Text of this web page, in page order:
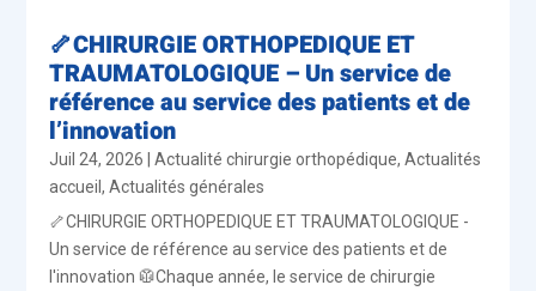
🦴CHIRURGIE ORTHOPEDIQUE ET
TRAUMATOLOGIQUE – Un service de
référence au service des patients et de
l’innovation
Juil 24, 2026 |Actualité chirurgie orthopédique,Actualités
accueil,Actualités générales
🦴CHIRURGIE ORTHOPEDIQUE ET TRAUMATOLOGIQUE -
Un service de référence au service des patients et de
l'innovation 🥼Chaque année, le service de chirurgie